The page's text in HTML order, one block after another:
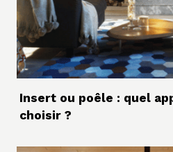
Insert ou poêle : quel
choisir ?